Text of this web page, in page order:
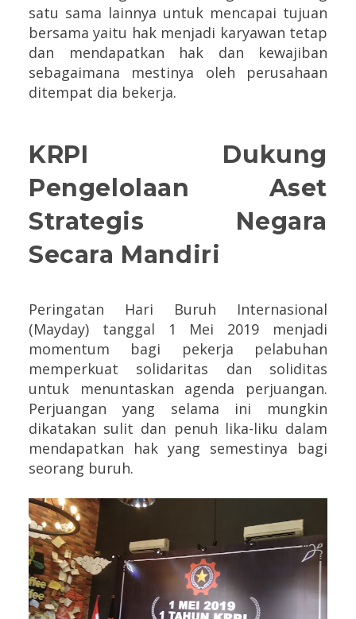
satu sama lainnya untuk mencapai tujuan
bersama yaitu hak menjadi karyawan tetap
dan mendapatkan hak dan kewajiban
sebagaimana mestinya oleh perusahaan
ditempat dia bekerja.
KRPI Dukung
Pengelolaan Aset
Strategis Negara
Secara Mandiri
Peringatan Hari Buruh Internasional
(Mayday) tanggal 1 Mei 2019 menjadi
momentum bagi pekerja pelabuhan
memperkuat solidaritas dan soliditas
untuk menuntaskan agenda perjuangan.
Perjuangan yang selama ini mungkin
dikatakan sulit dan penuh lika-liku dalam
mendapatkan hak yang semestinya bagi
seorang buruh.